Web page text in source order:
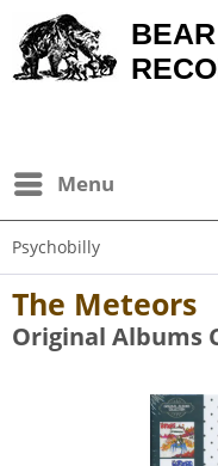
Menu
Psychobilly
The Meteors
Original Albums